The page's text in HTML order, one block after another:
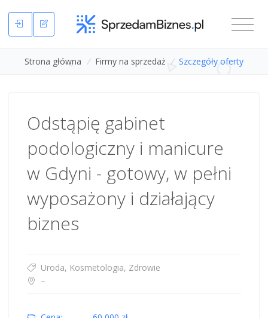
Strona główna / Firmy na sprzedaż / Szczegóły oferty
Odstąpię gabinet
podologiczny i manicure
w Gdyni - gotowy, w pełni
wyposażony i działający
biznes
Uroda, Kosmetologia, Zdrowie
–